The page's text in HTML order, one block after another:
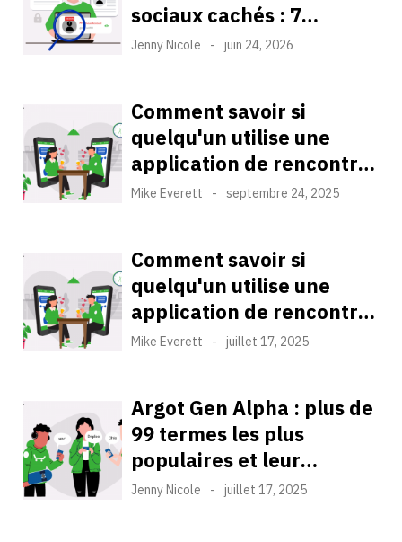
sociaux cachés : 7
méthodes efficaces
Jenny Nicole - juin 24, 2026
Comment savoir si
quelqu'un utilise une
application de rencontre
sans qu'il le sache : 5
Mike Everett - septembre 24, 2025
Comment savoir si
quelqu'un utilise une
application de rencontre
sans qu'il le sache : 5
Mike Everett - juillet 17, 2025
Argot Gen Alpha : plus de
99 termes les plus
populaires et leur
signification (2025)
Jenny Nicole - juillet 17, 2025